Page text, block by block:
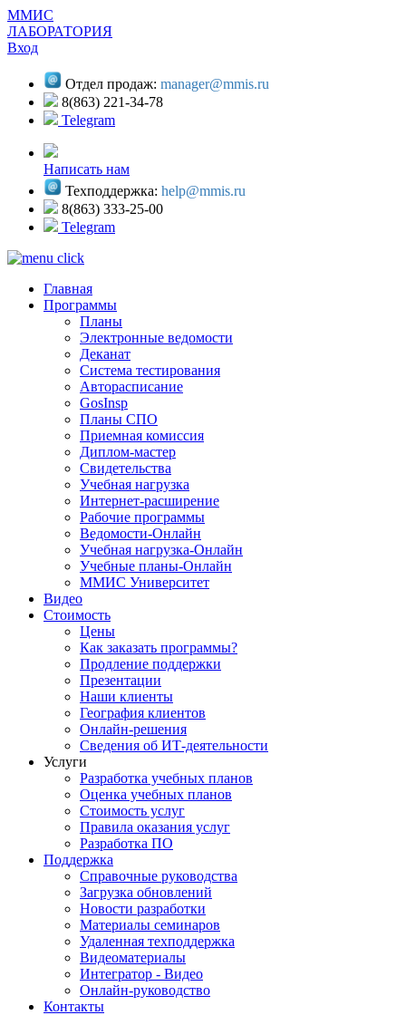
ММИС
ЛАБОРАТОРИЯ
Вход
Отдел продаж: manager@mmis.ru
8(863) 221-34-78
Telegram
Написать нам
Техподдержка: help@mmis.ru
8(863) 333-25-00
Telegram
Главная
Программы
Планы
Электронные ведомости
Деканат
Система тестирования
Авторасписание
GosInsp
Планы СПО
Приемная комиссия
Диплом-мастер
Свидетельства
Учебная нагрузка
Интернет-расширение
Рабочие программы
Ведомости-Онлайн
Учебная нагрузка-Онлайн
Учебные планы-Онлайн
ММИС Университет
Видео
Стоимость
Цены
Как заказать программы?
Продление поддержки
Презентации
Наши клиенты
География клиентов
Онлайн-решения
Сведения об ИТ-деятельности
Услуги
Разработка учебных планов
Оценка учебных планов
Стоимость услуг
Правила оказания услуг
Разработка ПО
Поддержка
Справочные руководства
Загрузка обновлений
Новости разработки
Материалы семинаров
Удаленная техподдержка
Видеоматериалы
Интегратор - Видео
Онлайн-руководство
Контакты